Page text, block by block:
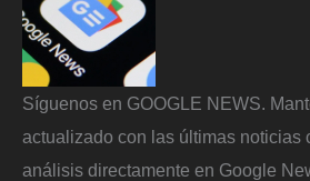
Síguenos en GOOGLE NEWS.
actualizado con las últimas noticias
análisis directamente en Google